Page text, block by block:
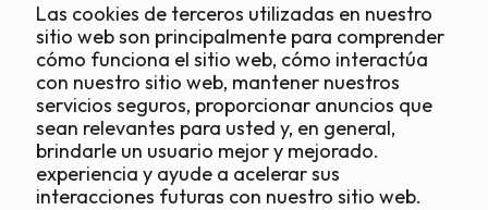
Las cookies de terceros utilizadas en nuestro
sitio web son principalmente para comprender
cómo funciona el sitio web, cómo interactúa
con nuestro sitio web, mantener nuestros
servicios seguros, proporcionar anuncios que
sean relevantes para usted y, en general,
brindarle un usuario mejor y mejorado.
experiencia y ayude a acelerar sus
interacciones futuras con nuestro sitio web.